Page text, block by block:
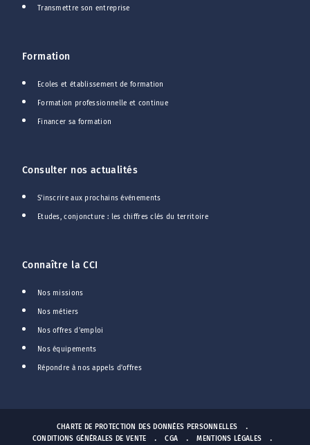
Transmettre son entreprise
Formation
Ecoles et établissement de formation
Formation professionnelle et continue
Financer sa formation
Consulter nos actualités
S'inscrire aux prochains événements
Etudes, conjoncture : les chiffres clés du territoire
Connaître la CCI
Nos missions
Nos métiers
Nos offres d'emploi
Nos équipements
Répondre à nos appels d'offres
CHARTE DE PROTECTION DES DONNÉES PERSONNELLES
CONDITIONS GÉNÉRALES DE VENTE
CGA MENTIONS LÉGALES